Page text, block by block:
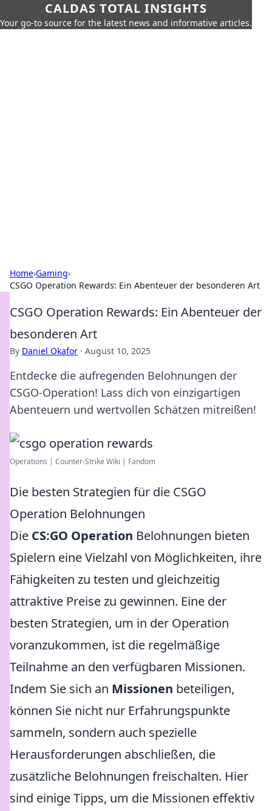
CALDAS TOTAL INSIGHTS
Your go-to source for the latest news and informative articles.
Home›Gaming›
CSGO Operation Rewards: Ein Abenteuer der besonderen Art
CSGO Operation Rewards: Ein Abenteuer der
besonderen Art
By Daniel Okafor · August 10, 2025
Entdecke die aufregenden Belohnungen der
CSGO-Operation! Lass dich von einzigartigen
Abenteuern und wertvollen Schätzen mitreißen!
Operations | Counter-Strike Wiki | Fandom
Die besten Strategien für die CSGO
Operation Belohnungen
Die CS:GO Operation Belohnungen bieten
Spielern eine Vielzahl von Möglichkeiten, ihre
Fähigkeiten zu testen und gleichzeitig
attraktive Preise zu gewinnen. Eine der
besten Strategien, um in der Operation
voranzukommen, ist die regelmäßige
Teilnahme an den verfügbaren Missionen.
Indem Sie sich an Missionen beteiligen,
können Sie nicht nur Erfahrungspunkte
sammeln, sondern auch spezielle
Herausforderungen abschließen, die
zusätzliche Belohnungen freischalten. Hier
sind einige Tipps, um die Missionen effektiv